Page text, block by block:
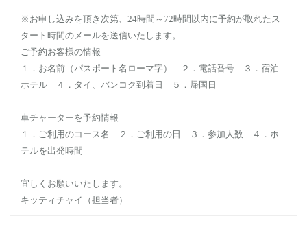
※お申し込みを頂き次第、24時間～72時間以内に予約が取れたス
タート時間のメールを送信いたします。
ご予約お客様の情報
１．お名前（パスポート名ローマ字） ２．電話番号 ３．宿泊
ホテル ４．タイ、バンコク到着日 ５．帰国日
車チャーターを予約情報
１．ご利用のコース名 ２．ご利用の日 ３．参加人数 ４．ホ
テルを出発時間
宜しくお願いいたします。
キッティチャイ（担当者）